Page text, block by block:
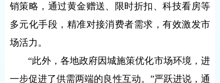
销策略，通过黄金赠送、限时折扣、科技看房等
多元化手段，精准对接消费者需求，有效激发市
场活力。
“此外，各地政府因城施策优化市场环境，进
一步促进了供需两端的良性互动。”严跃进说，通